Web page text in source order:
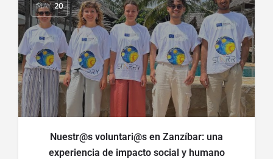
MAY 20
Nuestr@s voluntari@s en Zanzíbar: una
experiencia de impacto social y humano